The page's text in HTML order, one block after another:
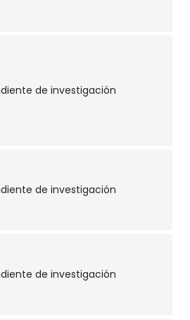
de investigación
de investigación
de investigación